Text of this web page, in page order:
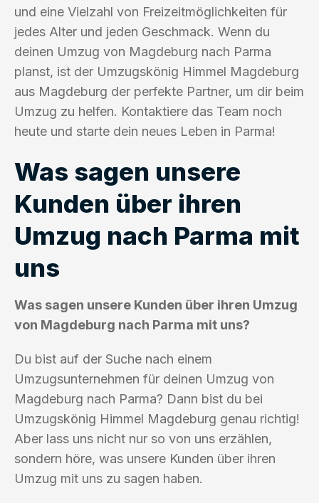
und eine Vielzahl von Freizeitmöglichkeiten für
jedes Alter und jeden Geschmack. Wenn du
deinen Umzug von Magdeburg nach Parma
planst, ist der Umzugskönig Himmel Magdeburg
aus Magdeburg der perfekte Partner, um dir beim
Umzug zu helfen. Kontaktiere das Team noch
heute und starte dein neues Leben in Parma!
Was sagen unsere
Kunden über ihren
Umzug nach Parma mit
uns
Was sagen unsere Kunden über ihren Umzug
von Magdeburg nach Parma mit uns?
Du bist auf der Suche nach einem
Umzugsunternehmen für deinen Umzug von
Magdeburg nach Parma? Dann bist du bei
Umzugskönig Himmel Magdeburg genau richtig!
Aber lass uns nicht nur so von uns erzählen,
sondern höre, was unsere Kunden über ihren
Umzug mit uns zu sagen haben.